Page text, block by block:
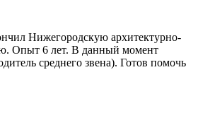
Нижегородскую архитектурно-
Опыт 6 лет. В данный момент
среднего звена). Готов помочь